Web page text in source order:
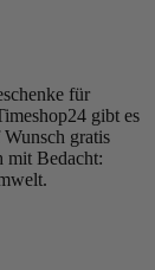
für
gibt es
gratis
mit Bedacht: